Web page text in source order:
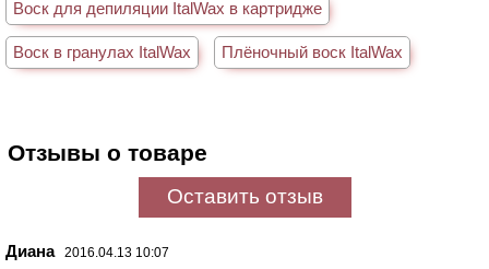
Воск для депиляции ItalWax в картридже
Воск в гранулах ItalWax Плёночный воск ItalWax
Отзывы о товаре
Оставить отзыв
Диана 2016.04.13 10:07